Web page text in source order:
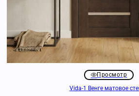
Просмотр
Vida-1 Венге матовое